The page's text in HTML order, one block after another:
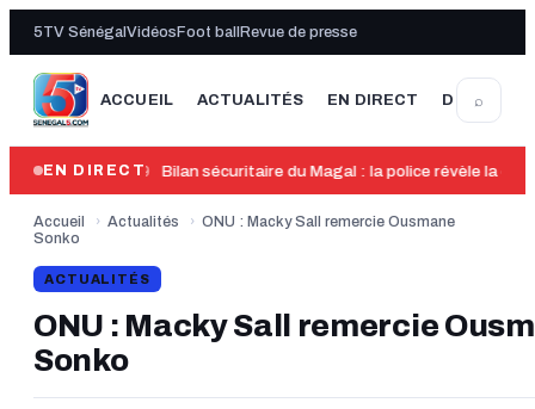
5TV Sénégal Vidéos Foot ball Revue de presse
ACCUEIL ACTUALITÉS EN DIRECT DERNIÈRE
⌕
EN DIRECT
13:49 Bilan sécuritaire du Magal : la police révèle la
Accueil › Actualités › ONU : Macky Sall remercie Ousmane
Sonko
ACTUALITÉS
ONU : Macky Sall remercie
Sonko